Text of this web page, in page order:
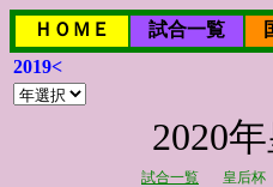
ＨＯＭＥ 試合一覧
2019<
2020
試合一覧 皇后杯